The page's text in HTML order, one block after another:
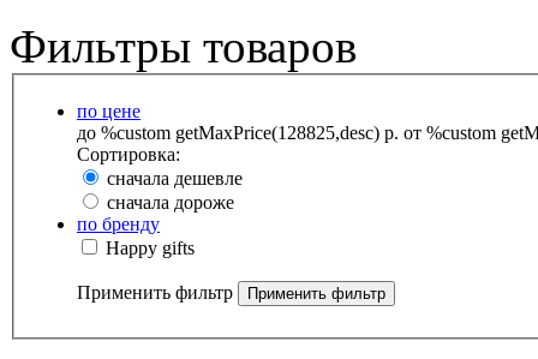
Фильтры товаров
по цене
до %custom getMaxPrice(128825,desc) р. от %custom
Сортировка:
сначала дешевле
сначала дороже
по бренду
Happy gifts
Применить фильтр